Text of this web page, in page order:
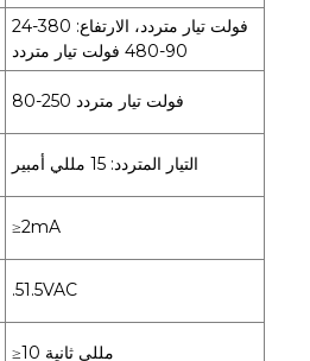
24-380 فولت تيار متردد، الارتفاع:
90-480 فولت تيار متردد
80-250 فولت تيار متردد
التيار المتردد: 15 مللي أمبير
≥2mA
.51.5VAC
≥10 مللي ثانية